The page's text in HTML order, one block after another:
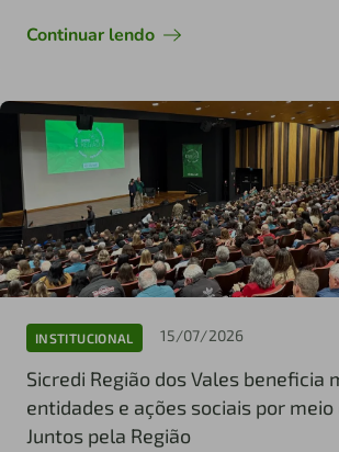
Continuar lendo
INSTITUCIONAL 15/07/2026
Sicredi Região dos Vales beneficia
entidades e ações sociais por
Juntos pela Região